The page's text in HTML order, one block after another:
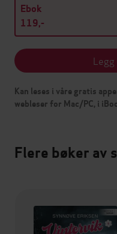
Ebok
119,-
Legg
Kan leses i våre gratis
webleser for Mac/PC, i
Flere bøker av